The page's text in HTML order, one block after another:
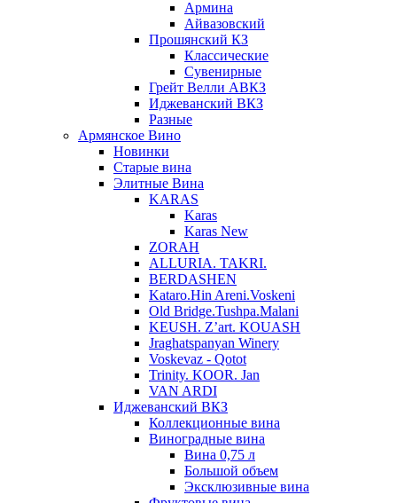
Армина
Айвазовский
Прошянский КЗ
Классические
Сувенирные
Грейт Велли АВКЗ
Иджеванский ВКЗ
Разные
Армянское Вино
Новинки
Старые вина
Элитные Вина
KARAS
Karas
Karas New
ZORAH
ALLURIA. TAKRI.
BERDASHEN
Kataro.Hin Areni.Voskeni
Old Bridge.Tushpa.Malani
KEUSH. Z’art. KOUASH
Jraghatspanyan Winery
Voskevaz - Qotot
Trinity. KOOR. Jan
VAN ARDI
Иджеванский ВКЗ
Коллекционные вина
Виноградные вина
Вина 0,75 л
Большой объем
Эксклюзивные вина